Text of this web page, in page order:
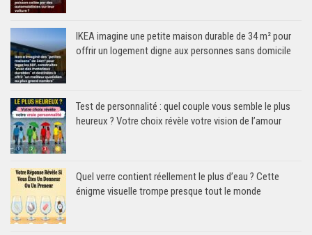
IKEA imagine une petite maison durable de 34 m² pour
offrir un logement digne aux personnes sans domicile
Test de personnalité : quel couple vous semble le plus
heureux ? Votre choix révèle votre vision de l’amour
Quel verre contient réellement le plus d’eau ? Cette
énigme visuelle trompe presque tout le monde